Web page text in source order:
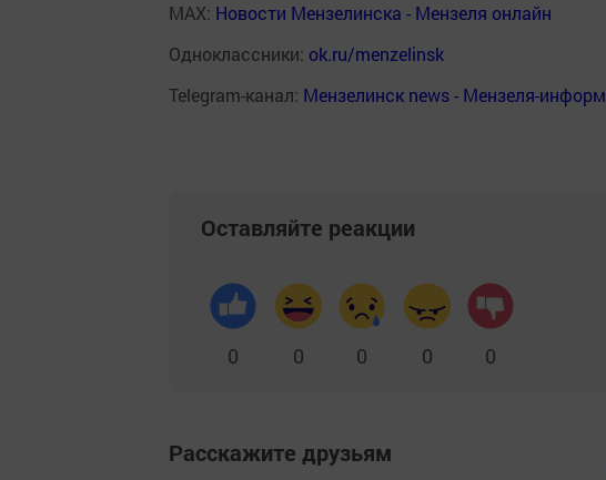
MAX: Новости Мензелинска - Мензеля онлайн
Одноклассники: ok.ru/menzelinsk
Telegram-канал: Мензелинск news - Мензеля-информ
Оставляйте реакции
0 0 0 0 0
Расскажите друзьям